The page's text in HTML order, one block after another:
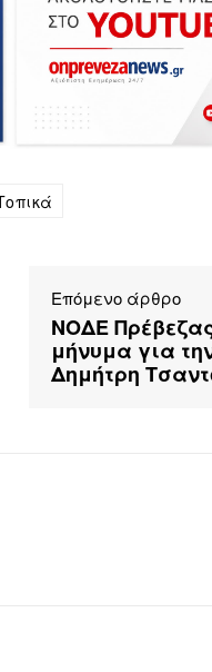
Επόμενο άρθρο
ΝΟΔΕ
μήνυμα για
Δημήτρη